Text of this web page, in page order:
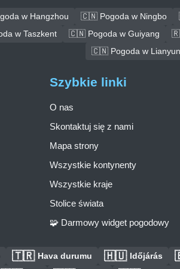
w Hangzhou 🇨🇳 Pogoda w Ningbo
w Taszkent 🇨🇳 Pogoda w Guiyang
🇨🇳 Pogoda w
Szybkie linki
O nas
Skontaktuj się z nami
Mapa strony
Wszystkie kontynenty
Wszystkie kraje
Stolice świata
🧩 Darmowy widget pogodowy
🇹🇷 Hava durumu 🇭🇺 Időjárás